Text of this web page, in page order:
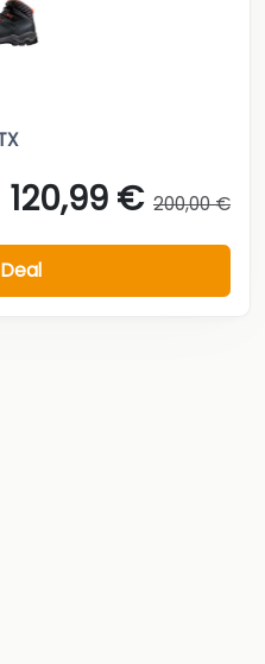
120,99 € 200,00 €